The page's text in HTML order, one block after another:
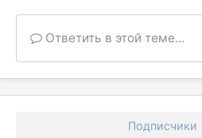
Ответить в этой теме...
Подписчики